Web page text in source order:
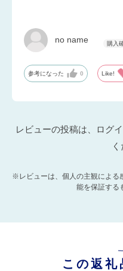
no name
参考になった 0 Like!
レビューの投稿は、ログ
※レビューは、個人の主観による
能を保証する
この返礼